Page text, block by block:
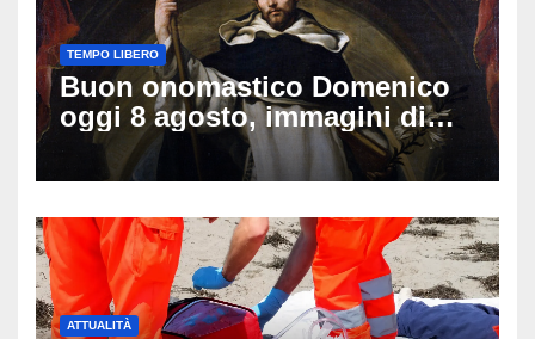
TEMPO LIBERO
Buon onomastico Domenico
oggi 8 agosto, immagini di
auguri da condividere
ATTUALITÀ